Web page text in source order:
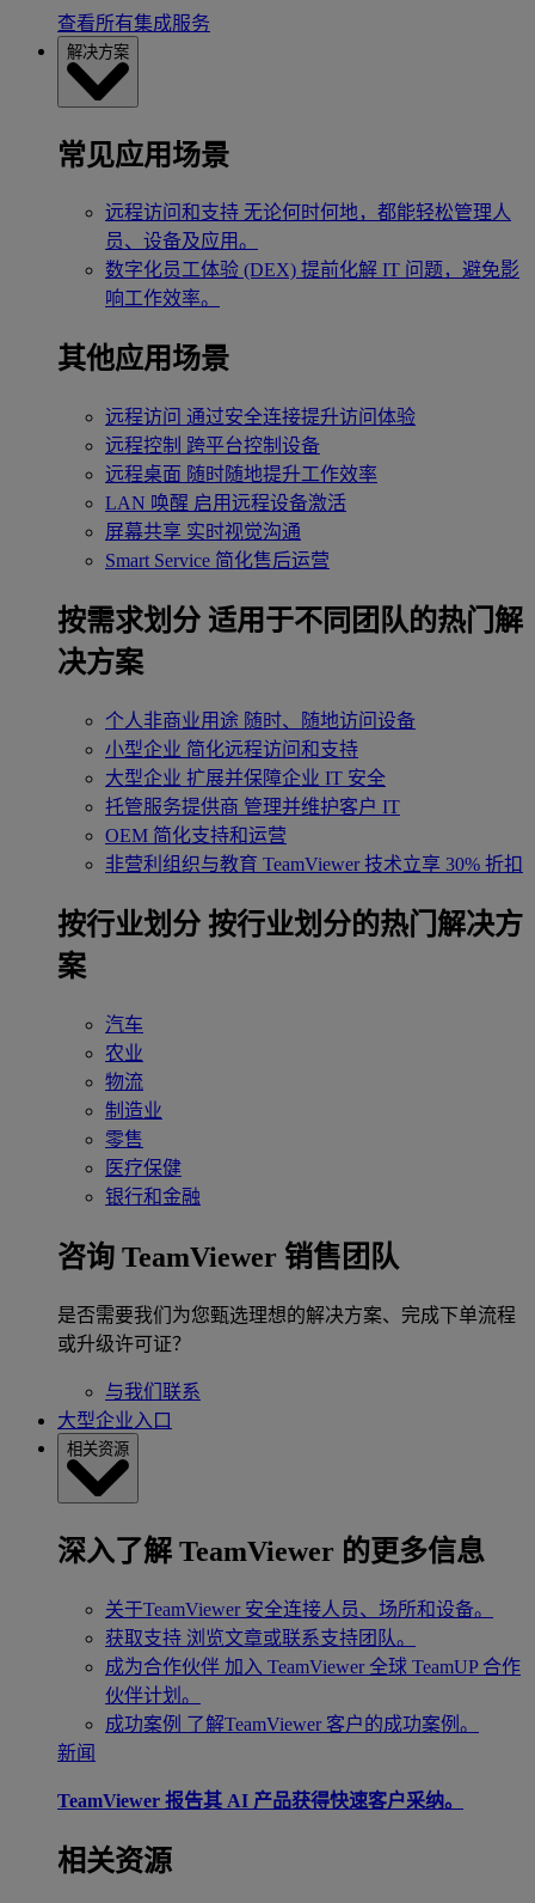
查看所有集成服务
解决方案
常见应用场景
远程访问和支持 无论何时何地，都能轻松管理人
员、设备及应用。
数字化员工体验 (DEX) 提前化解 IT 问题，避免影
响工作效率。
其他应用场景
远程访问 通过安全连接提升访问体验
远程控制 跨平台控制设备
远程桌面 随时随地提升工作效率
LAN 唤醒 启用远程设备激活
屏幕共享 实时视觉沟通
Smart Service 简化售后运营
按需求划分 适用于不同团队的热门解
决方案
个人非商业用途 随时、随地访问设备
小型企业 简化远程访问和支持
大型企业 扩展并保障企业 IT 安全
托管服务提供商 管理并维护客户 IT
OEM 简化支持和运营
非营利组织与教育 TeamViewer 技术立享 30% 折扣
‌按行业划分 按行业划分的热门解决方
案
汽车
农业
物流
制造业
零售
医疗保健
银行和金融
咨询 TeamViewer 销售团队
是否需要我们为您甄选理想的解决方案、完成下单流程
或升级许可证？
与我们联系
大型企业入口
相关资源
深入了解 TeamViewer 的更多信息
关于TeamViewer 安全连接人员、场所和设备。
获取支持 浏览文章或联系支持团队。
成为合作伙伴 加入 TeamViewer 全球 TeamUP 合作
伙伴计划。
成功案例 了解TeamViewer 客户的成功案例。
新闻
TeamViewer 报告其 AI 产品获得快速客户采纳。
相关资源